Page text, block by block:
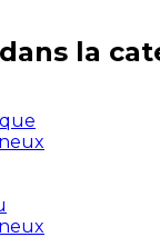
dans la